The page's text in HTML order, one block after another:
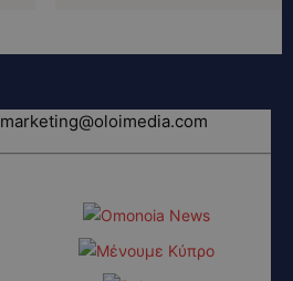
marketing@oloimedia.com